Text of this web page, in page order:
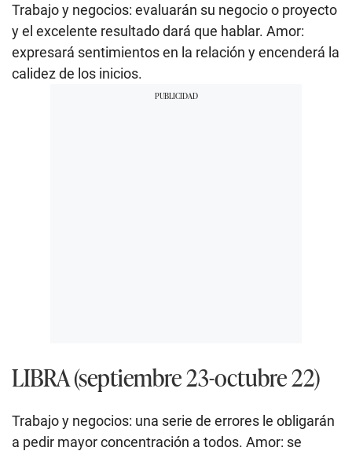
Trabajo y negocios: evaluarán su negocio o proyecto
y el excelente resultado dará que hablar. Amor:
expresará sentimientos en la relación y encenderá la
calidez de los inicios.
LIBRA (septiembre 23-octubre 22)
Trabajo y negocios: una serie de errores le obligarán
a pedir mayor concentración a todos. Amor: se